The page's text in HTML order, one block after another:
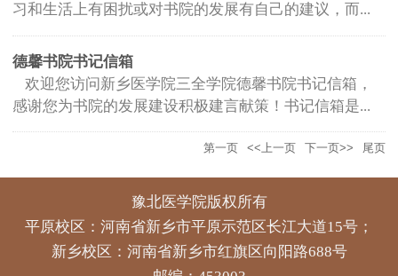
习和生活上有困扰或对书院的发展有自己的建议，而...
德馨书院书记信箱
欢迎您访问新乡医学院三全学院德馨书院书记信箱，
感谢您为书院的发展建设积极建言献策！书记信箱是...
第一页 <<上一页 下一页>> 尾页
豫北医学院版权所有
平原校区：河南省新乡市平原示范区长江大道15号；
新乡校区：河南省新乡市红旗区向阳路688号